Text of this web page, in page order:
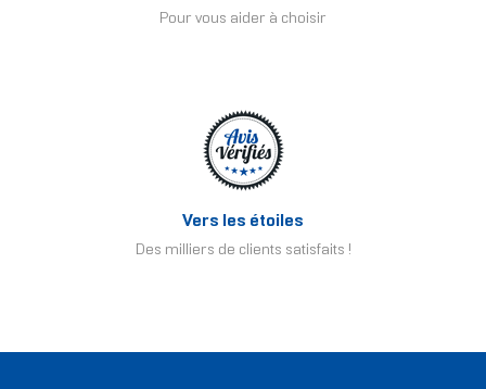
Pour vous aider à choisir
Vers les étoiles
Des milliers de clients satisfaits !